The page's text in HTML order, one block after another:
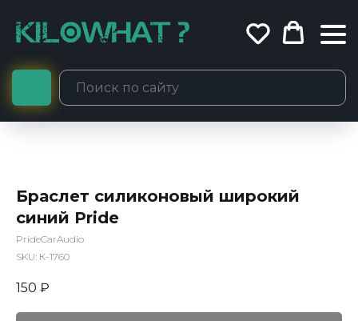
Браслет силиконовый широкий
синий Pride
PrideCarAudio
SKU: К-1760
150 ₽